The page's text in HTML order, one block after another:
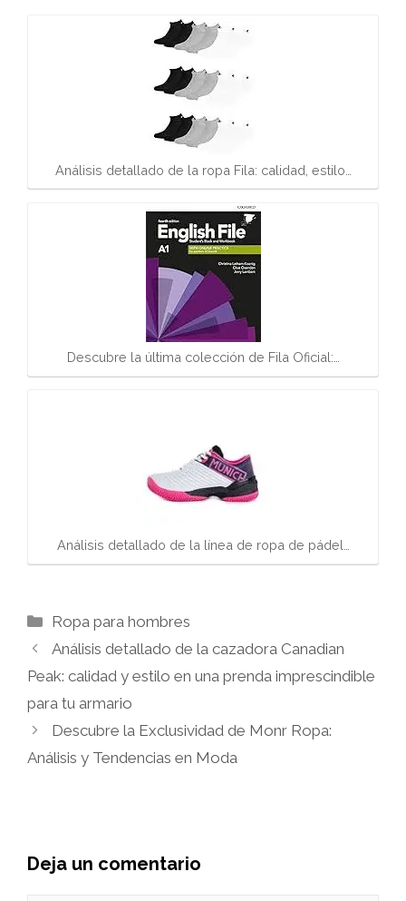
Análisis detallado de la ropa Fila: calidad, estilo…
Descubre la última colección de Fila Oficial:…
Análisis detallado de la línea de ropa de pádel…
Categorías
Ropa para hombres
Análisis detallado de la cazadora Canadian
Peak: calidad y estilo en una prenda imprescindible
para tu armario
Descubre la Exclusividad de Monr Ropa:
Análisis y Tendencias en Moda
Deja un comentario